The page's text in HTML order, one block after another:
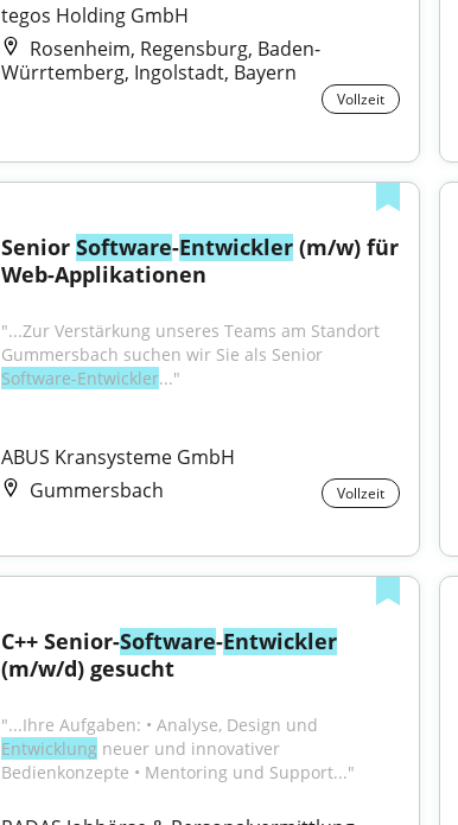
tegos Holding GmbH
Rosenheim, Regensburg, Baden-
Würrtemberg, Ingolstadt, Bayern
Vollzeit
Senior Software-Entwickler (m/w) für
Web-Applikationen
"...Zur Verstärkung unseres Teams am Standort
Software-Entwickler..."
ABUS Kransysteme GmbH
Gummersbach
Vollzeit
C++ Senior-Software-Entwickler
(m/w/d) gesucht
Entwicklung neuer und innovativer
Bedienkonzepte • Mentoring und Support..."